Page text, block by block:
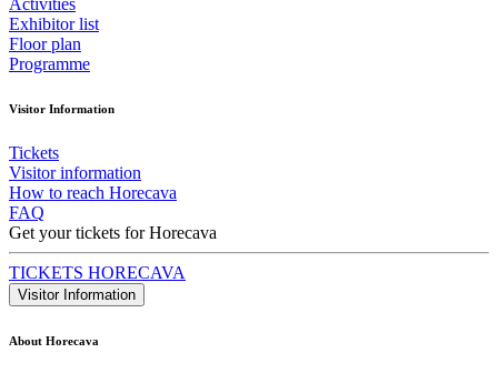
Activities
Exhibitor list
Floor plan
Programme
Visitor Information
Tickets
Visitor information
How to reach Horecava
FAQ
Get your tickets for Horecava
TICKETS HORECAVA
Visitor Information
About Horecava